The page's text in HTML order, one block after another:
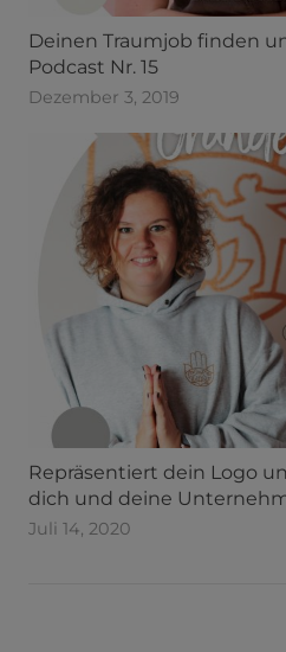
Deinen Traumjob finden
Podcast Nr. 15
Dezember 3, 2019
Repräsentiert dein Logo
dich und deine
Juli 14, 2020